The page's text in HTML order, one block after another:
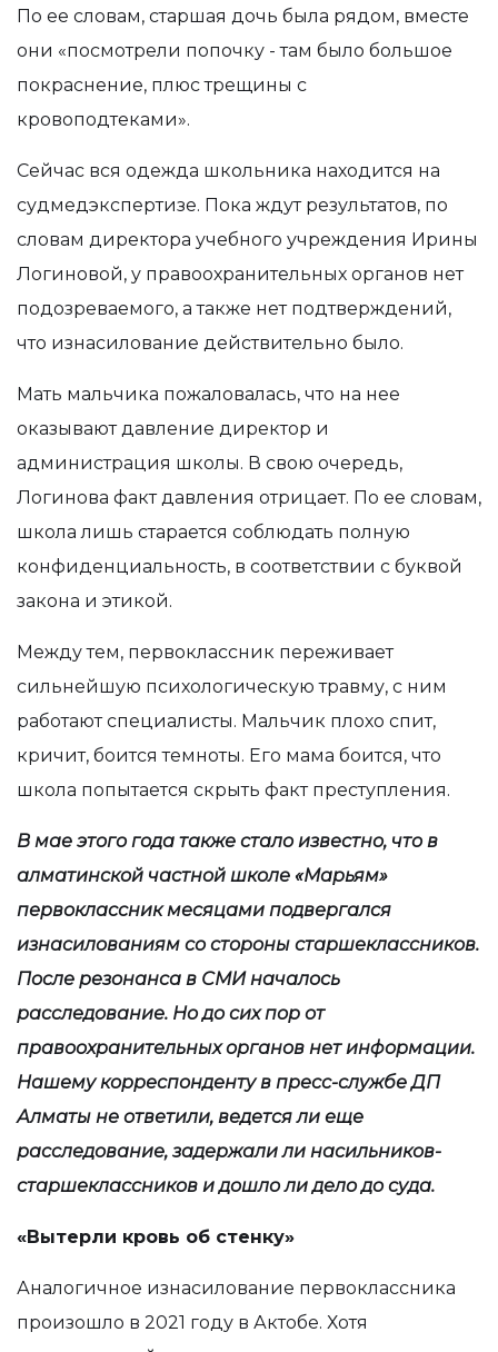
По ее словам, старшая дочь была рядом, вместе
они «посмотрели попочку - там было большое
покраснение, плюс трещины с
кровоподтеками».
Сейчас вся одежда школьника находится на
судмедэкспертизе. Пока ждут результатов, по
словам директора учебного учреждения Ирины
Логиновой, у правоохранительных органов нет
подозреваемого, а также нет подтверждений,
что изнасилование действительно было.
Мать мальчика пожаловалась, что на нее
оказывают давление директор и
администрация школы. В свою очередь,
Логинова факт давления отрицает. По ее словам,
школа лишь старается соблюдать полную
конфиденциальность, в соответствии с буквой
закона и этикой.
Между тем, первоклассник переживает
сильнейшую психологическую травму, с ним
работают специалисты. Мальчик плохо спит,
кричит, боится темноты. Его мама боится, что
школа попытается скрыть факт преступления.
В мае этого года также стало известно, что в
алматинской частной школе «Марьям»
первоклассник месяцами подвергался
изнасилованиям со стороны старшеклассников.
После резонанса в СМИ началось
расследование. Но до сих пор от
правоохранительных органов нет информации.
Нашему корреспонденту в пресс-службе ДП
Алматы не ответили, ведется ли еще
расследование, задержали ли насильников-
старшеклассников и дошло ли дело до суда.
«Вытерли кровь об стенку»
Аналогичное изнасилование первоклассника
произошло в 2021 году в Актобе. Хотя